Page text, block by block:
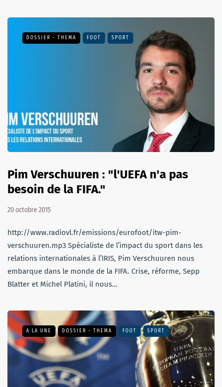
DOSSIER - THEMA FOOT SPORT
Pim Verschuuren : "l'UEFA n'a pas
besoin de la FIFA."
20 octobre 2015
http://www.radiovl.fr/emissions/eurofoot/itw-pim-
verschuuren.mp3 Spécialiste de l’impact du sport dans les
relations internationales à l’IRIS, Pim Verschuuren nous
embarque dans le monde de la FIFA. Crise, réforme, Sepp
Blatter et Michel Platini, il nous…
A LA UNE DOSSIER - THEMA FOOT SPORT